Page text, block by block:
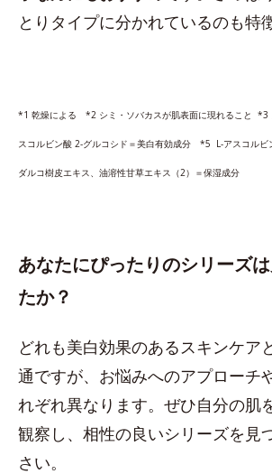
とりタイプに分かれているのも特
*1 乾燥による *2 シミ・ソバカスが肌表面に現れること
スコルビン酸 2-グルコシド＝美白有効成分 *5 L-アスコル
ダルコ樹皮エキス、油溶性甘草エキス（2）＝保湿成分
あなたにぴったりのシリーズ
たか？
どれも美白効果のあるスキンケア
通ですが、お悩みへのアプローチ
れぞれ異なります。ぜひ自分の肌
観察し、相性の良いシリーズを見
さい。